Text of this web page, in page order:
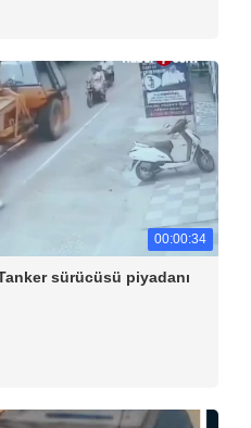
00:00:34
sürücüsü piyadanı